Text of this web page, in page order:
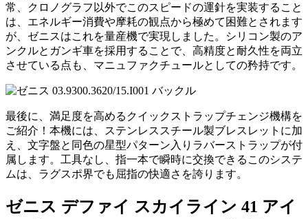
常、クロノグラフ以外でこのスピードの運針を実装すること
は、エネルギー消費や摩耗の観点から極めて困難とされます
が、ゼニスはこれを量産機で実現しました。シリコン製のア
ンクルとガンギ車を採用することで、高精度と耐久性を両立
させている点も、マニュファクチュールとしての矜持です。
最後に、満足度を高めるクイックストラップチェンジ機構を
ご紹介！本機には、ステンレススチール製ブレスレットに加
え、文字盤と同色の星型パターン入りラバーストラップが付
属します。工具なし、指一本で瞬時に交換できるこのシステ
ムは、ラグスポ界でも屈指の快適さを誇ります。
ゼニス デファイ スカイライン 41 アイ